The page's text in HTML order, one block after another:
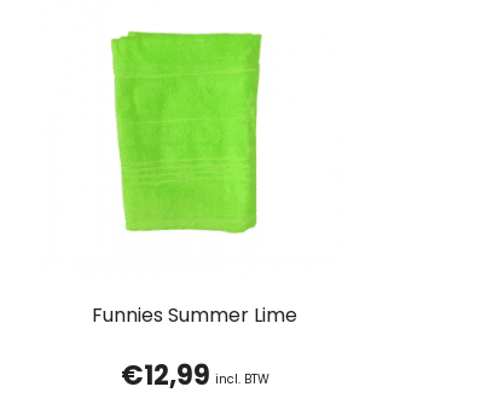
Funnies Summer Lime
€12,99 incl. BTW